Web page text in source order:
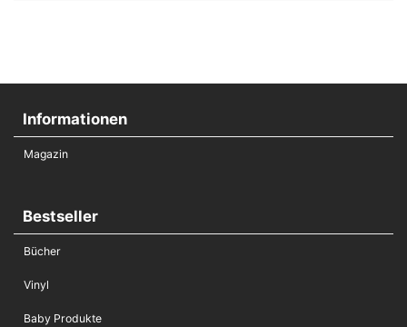
Informationen
Magazin
Bestseller
Bücher
Vinyl
Baby Produkte